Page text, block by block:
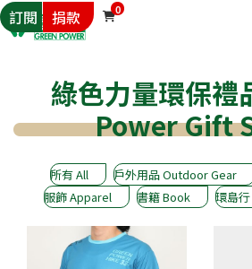
訂閱 捐款 
0
綠色力量環保禮
Power Gift
所有 All 戶外用品 Outdoor Gear
服飾 Apparel
書籍 Book 環島